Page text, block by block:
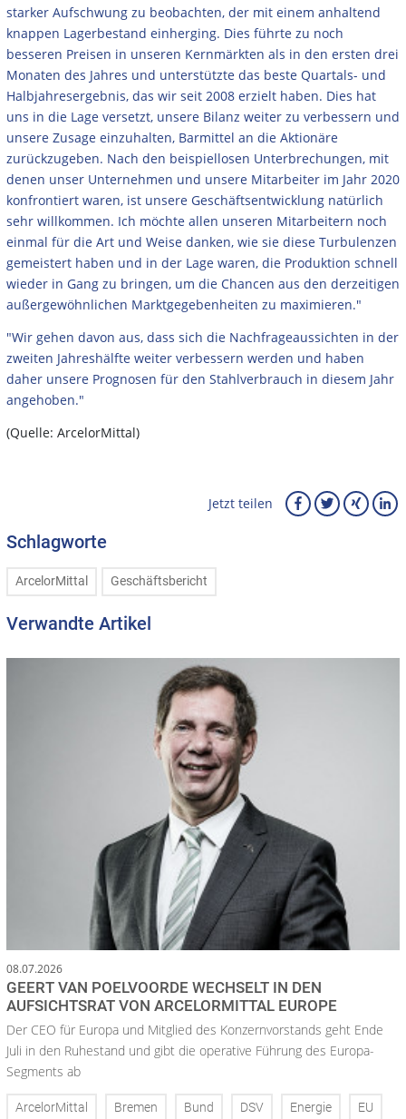
starker Aufschwung zu beobachten, der mit einem anhaltend
knappen Lagerbestand einherging. Dies führte zu noch
besseren Preisen in unseren Kernmärkten als in den ersten drei
Monaten des Jahres und unterstützte das beste Quartals- und
Halbjahresergebnis, das wir seit 2008 erzielt haben. Dies hat
uns in die Lage versetzt, unsere Bilanz weiter zu verbessern und
unsere Zusage einzuhalten, Barmittel an die Aktionäre
zurückzugeben. Nach den beispiellosen Unterbrechungen, mit
denen unser Unternehmen und unsere Mitarbeiter im Jahr 2020
konfrontiert waren, ist unsere Geschäftsentwicklung natürlich
sehr willkommen. Ich möchte allen unseren Mitarbeitern noch
einmal für die Art und Weise danken, wie sie diese Turbulenzen
gemeistert haben und in der Lage waren, die Produktion schnell
wieder in Gang zu bringen, um die Chancen aus den derzeitigen
außergewöhnlichen Marktgegebenheiten zu maximieren."
"Wir gehen davon aus, dass sich die Nachfrageaussichten in der
zweiten Jahreshälfte weiter verbessern werden und haben
daher unsere Prognosen für den Stahlverbrauch in diesem Jahr
angehoben."
(Quelle: ArcelorMittal)
Jetzt teilen
Schlagworte
ArcelorMittal Geschäftsbericht
Verwandte Artikel
08.07.2026
GEERT VAN POELVOORDE WECHSELT IN DEN
AUFSICHTSRAT VON ARCELORMITTAL EUROPE
Der CEO für Europa und Mitglied des Konzernvorstands geht Ende
Juli in den Ruhestand und gibt die operative Führung des Europa-
Segments ab
ArcelorMittal Bremen Bund DSV Energie EU